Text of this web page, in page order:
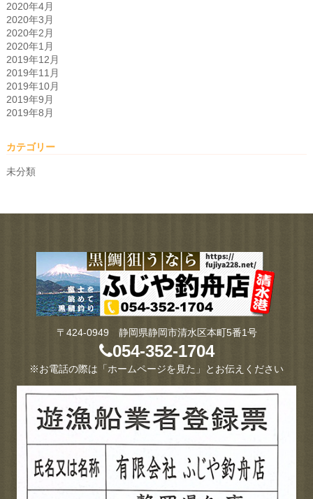
2020年4月
2020年3月
2020年2月
2020年1月
2019年12月
2019年11月
2019年10月
2019年9月
2019年8月
カテゴリー
未分類
〒424-0949 静岡県静岡市清水区本町5番1号
054-352-1704
※お電話の際は「ホームページを見た」とお伝えください